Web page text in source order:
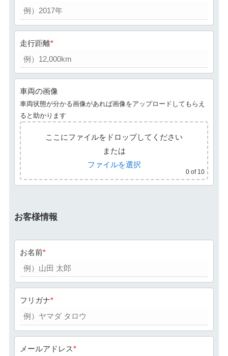
走行距離
車両の画像
車両状態が分かる画像があれば画像をアップロードしてもらえ
ると助かります
ここにファイルをドロップしてください
または
ファイルを選択
0 of 10
お客様情報
お名前
フリガナ
メールアドレス